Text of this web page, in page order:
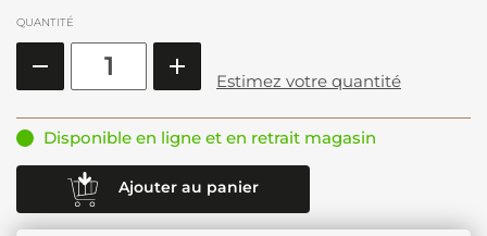
QUANTITÉ
Estimez votre quantité
Disponible en ligne et en retrait magasin
Ajouter au panier